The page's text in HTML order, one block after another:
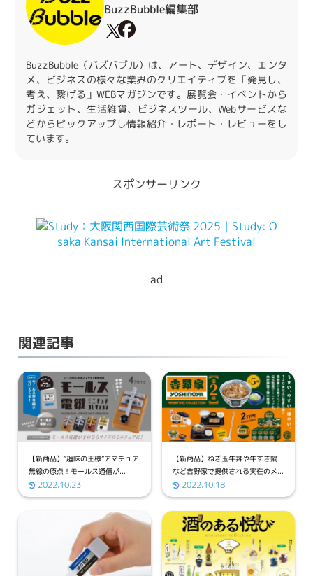
BuzzBubble編集部
BuzzBubble（バズバブル）は、アート、デザイン、エンタ
メ、ビジネスの様々な業界のクリエイティブを「発見し、
考え、繋げる」WEBマガジンです。展覧会・イベントから
ガジェット、生活雑貨、ビジネスツール、Webサービスな
どからピックアップし情報紹介・レポート・レビューをし
ています。
スポンサーリンク
ad
関連記事
【新商品】“趣味の王様”アマチュア
無線の原点！モールス通信が...
2022.10.23
【新商品】ねぎ玉牛丼や牛すき鍋
など吉野家で提供される実在のメ...
2022.10.18